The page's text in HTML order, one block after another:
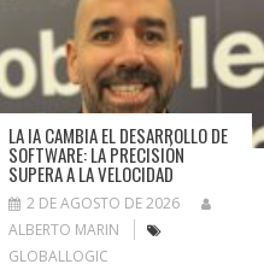
LA IA CAMBIA EL DESARROLLO DE
SOFTWARE: LA PRECISIÓN
SUPERA A LA VELOCIDAD
2 DE AGOSTO DE 2026
ALBERTO MARIN
GLOBALLOGIC